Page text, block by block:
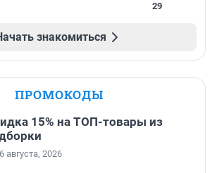
29
знакомиться
ПРОМОКОДЫ
15% на ТОП-товары из
августа, 2026